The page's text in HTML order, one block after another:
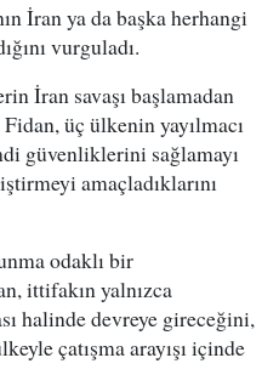
İran ya da başka herhangi
vurguladı.
İran savaşı başlamadan
üç ülkenin yayılmacı
güvenliklerini sağlamayı
amaçladıklarını
odaklı bir
ittifakın yalnızca
halinde devreye gireceğini,
çatışma arayışı içinde